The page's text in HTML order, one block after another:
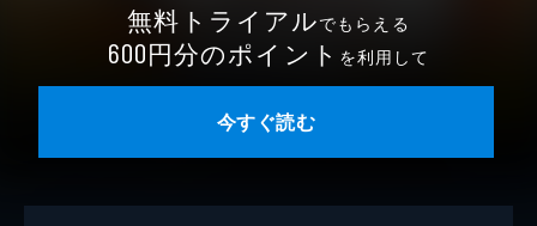
無料トライアルでもらえる
600円分のポイント を利用して
今すぐ読む